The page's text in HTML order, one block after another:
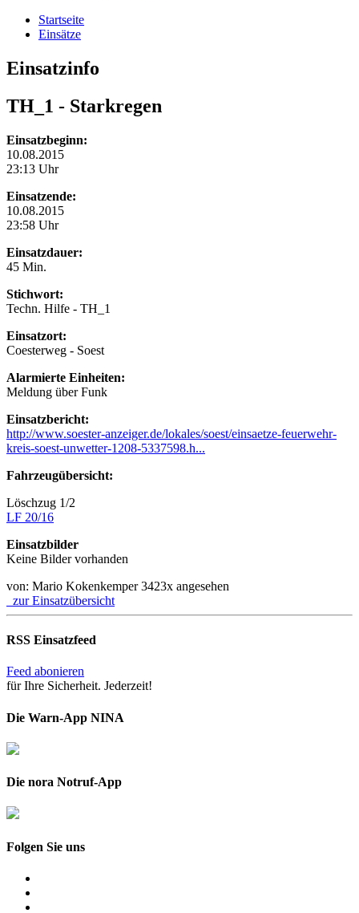
Startseite
Einsätze
Einsatzinfo
TH_1 - Starkregen
Einsatzbeginn:
10.08.2015
23:13 Uhr
Einsatzende:
10.08.2015
23:58 Uhr
Einsatzdauer:
45 Min.
Stichwort:
Techn. Hilfe - TH_1
Einsatzort:
Coesterweg - Soest
Alarmierte Einheiten:
Meldung über Funk
Einsatzbericht:
http://www.soester-anzeiger.de/lokales/soest/einsaetze-feuerwehr-
kreis-soest-unwetter-1208-5337598.h...
Fahrzeugübersicht:
Löschzug 1/2
LF 20/16
Einsatzbilder
Keine Bilder vorhanden
von: Mario Kokenkemper3423x angesehen
zur Einsatzübersicht
RSS Einsatzfeed
Feed abonieren
für Ihre Sicherheit. Jederzeit!
Die Warn-App NINA
Die nora Notruf-App
Folgen Sie uns